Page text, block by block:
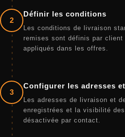
2
Définir les conditions
Les conditions de livraison
remises sont définis par client
appliqués dans les offres.
3
Configurer les adresses
Les adresses de livraison et
enregistrées et la visibilité
désactivée par contact.